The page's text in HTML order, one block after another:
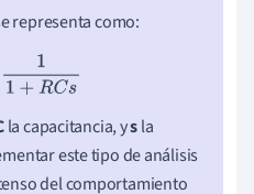
representa como:
11+RCs
la capacitancia, ysla
este tipo de análisis
del comportamiento